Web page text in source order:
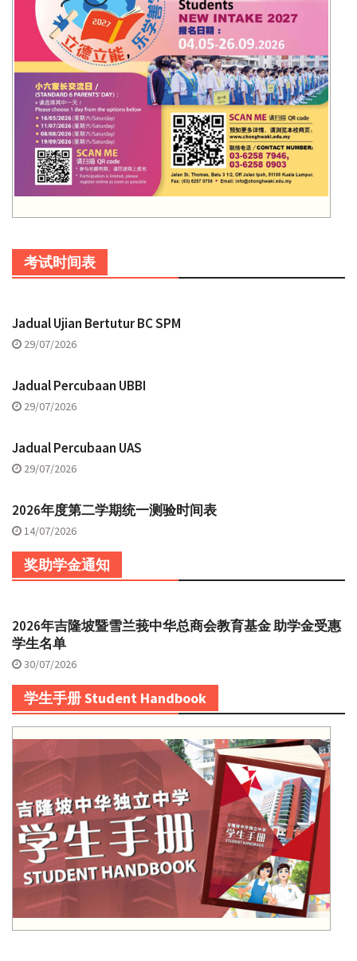
考试时间表
Jadual Ujian Bertutur BC SPM
29/07/2026
Jadual Percubaan UBBI
29/07/2026
Jadual Percubaan UAS
29/07/2026
2026年度第二学期统一测验时间表
14/07/2026
奖助学金通知
2026年吉隆坡暨雪兰莪中华总商会教育基金 助学金受惠
学生名单
30/07/2026
学生手册 Student Handbook